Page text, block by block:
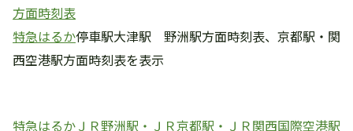
方面時刻表
特急はるか停車駅大津駅 野洲駅方面時刻表、京都駅・関
西空港駅方面時刻表を表示
特急はるかＪＲ野洲駅・ＪＲ京都駅・ＪＲ関西国際空港駅